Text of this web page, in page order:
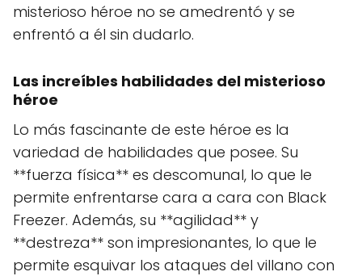
misterioso héroe no se amedrentó y se
enfrentó a él sin dudarlo.
Las increíbles habilidades del misterioso
héroe
Lo más fascinante de este héroe es la
variedad de habilidades que posee. Su
**fuerza física** es descomunal, lo que le
permite enfrentarse cara a cara con Black
Freezer. Además, su **agilidad** y
**destreza** son impresionantes, lo que le
permite esquivar los ataques del villano con